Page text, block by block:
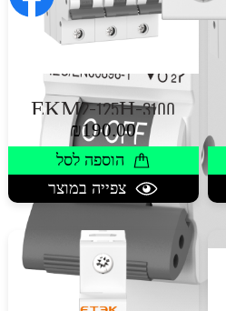
EKM2-125H-3100
₪190.00
הוספה לסל
צפייה במוצר